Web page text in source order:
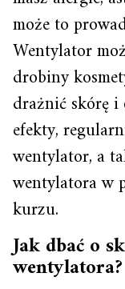
może to
Wentylator
drobiny
drażnić skórę
efekty,
wentylator, a
wentylatora w
kurzu.
Jak dbać o
wentylatora?